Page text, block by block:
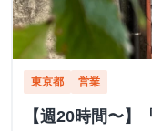
東京都 営業
【週20時間〜】